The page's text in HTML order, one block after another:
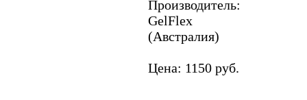
Производитель:
GelFlex
(Австралия)
Цена: 1150 руб.